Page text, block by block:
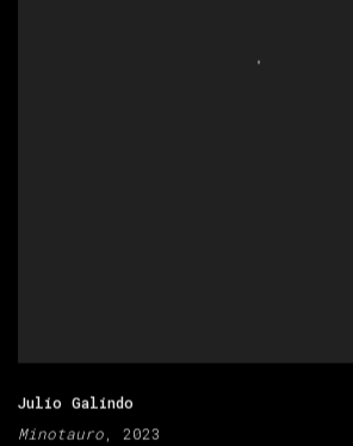
Julio Galindo
Minotauro, 2023